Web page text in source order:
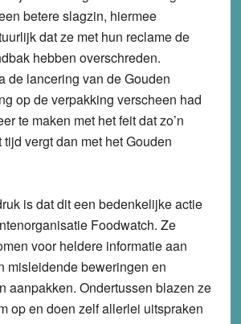
betere slagzin, hiermee
dat ze met hun reclame de
hebben overschreden.
de lancering van de Gouden
op de verpakking verscheen had
te maken met het feit dat zo’n
vergt dan met het Gouden
is dat dit een bedenkelijke actie
Foodwatch. Ze
voor heldere informatie aan
misleidende beweringen en
aanpakken. Ondertussen blazen ze
op en doen zelf allerlei uitspraken